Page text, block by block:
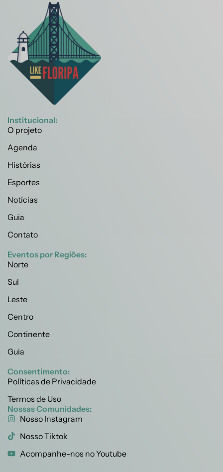
Institucional:
O projeto
Agenda
Histórias
Esportes
Notícias
Guia
Contato
Eventos por Regiões:
Norte
Sul
Leste
Centro
Continente
Guia
Consentimento:
Políticas de Privacidade
Termos de Uso
Nossas Comunidades:
Nosso Instagram
Nosso Tiktok
Acompanhe-nos no Youtube